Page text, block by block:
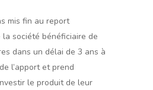
mis fin au report
la société bénéficiaire de
dans un délai de 3 ans à
l’apport et prend
le produit de leur